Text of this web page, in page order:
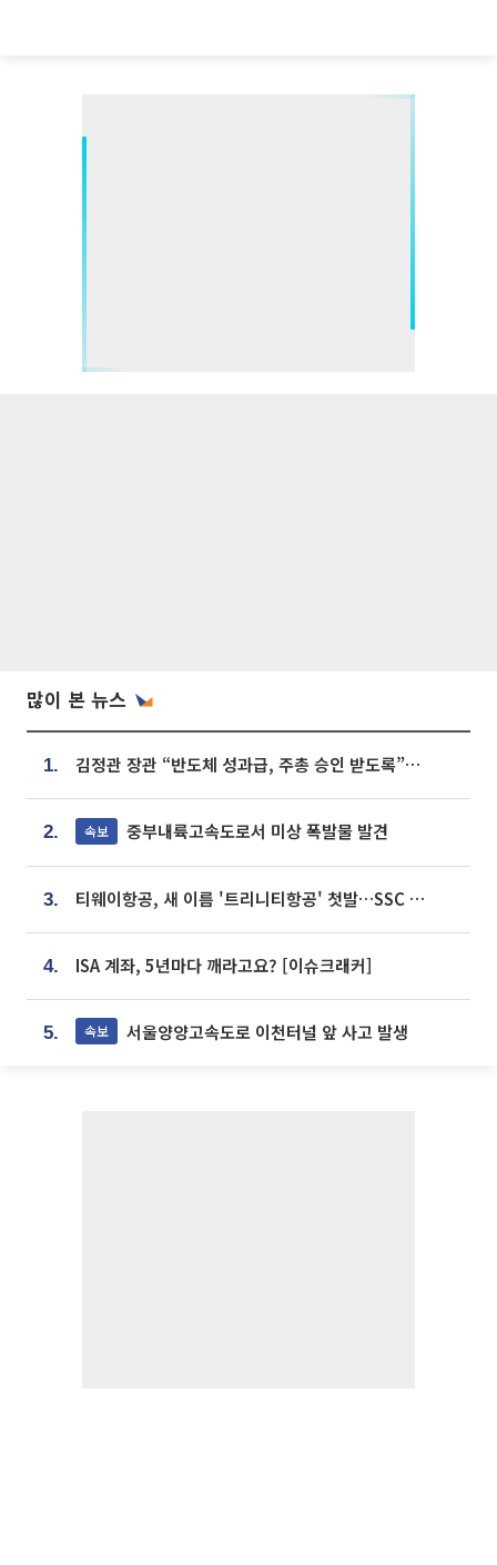
많이 본 뉴스
1. 김정관 장관 “반도체 성과급, 주총 승인 받도록”…상법·자본시장법 개정 시사
2. 속보 중부내륙고속도로서 미상 폭발물 발견
3. 티웨이항공, 새 이름 '트리니티항공' 첫발…SSC 전략 본격화
4. ISA 계좌, 5년마다 깨라고요? [이슈크래커]
5. 속보 서울양양고속도로 이천터널 앞 사고 발생